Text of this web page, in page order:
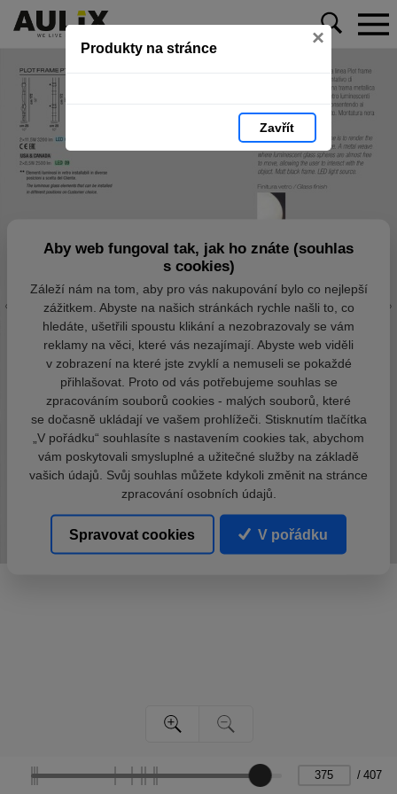
Produkty na stránce ×
Zavřít
/ 407
Aby web fungoval tak, jak ho znáte (souhlas
s cookies)
Záleží nám na tom, aby pro vás nakupování bylo co nejlepší
zážitkem. Abyste na našich stránkách rychle našli to, co
hledáte, ušetřili spoustu klikání a nezobrazovaly se vám
reklamy na věci, které vás nezajímají. Abyste web viděli
v zobrazení na které jste zvyklí a nemuseli se pokaždé
přihlašovat. Proto od vás potřebujeme souhlas se
zpracováním souborů cookies - malých souborů, které
se dočasně ukládají ve vašem prohlížeči. Stisknutím tlačítka
„V pořádku“ souhlasíte s nastavením cookies tak, abychom
vám poskytovali smysluplné a užitečné služby na základě
vašich údajů. Svůj souhlas můžete kdykoli změnit na stránce
zpracování osobních údajů.
Spravovat cookies V pořádku